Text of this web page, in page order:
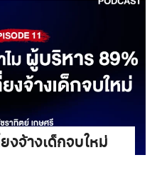
งจ้างเด็กจบใหม่